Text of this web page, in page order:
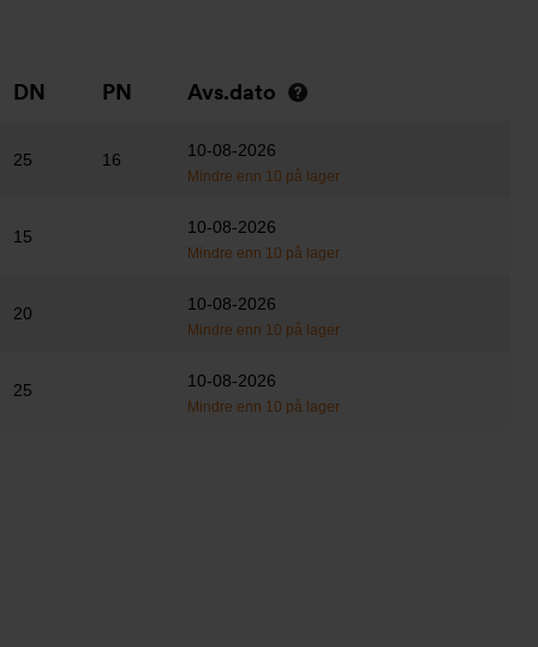
DN PN Avs.dato
25 16 10-08-2026
Mindre enn 10 på lager
15 10-08-2026
Mindre enn 10 på lager
20 10-08-2026
Mindre enn 10 på lager
25 10-08-2026
Mindre enn 10 på lager